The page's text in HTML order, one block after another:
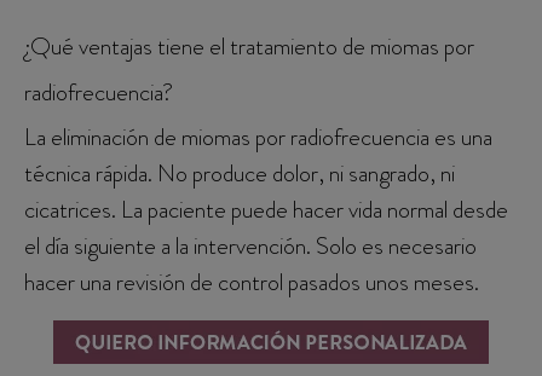
¿Qué ventajas tiene el tratamiento de miomas por
radiofrecuencia?
La eliminación de miomas por radiofrecuencia es una
técnica rápida. No produce dolor, ni sangrado, ni
cicatrices. La paciente puede hacer vida normal desde
el día siguiente a la intervención. Solo es necesario
hacer una revisión de control pasados unos meses.